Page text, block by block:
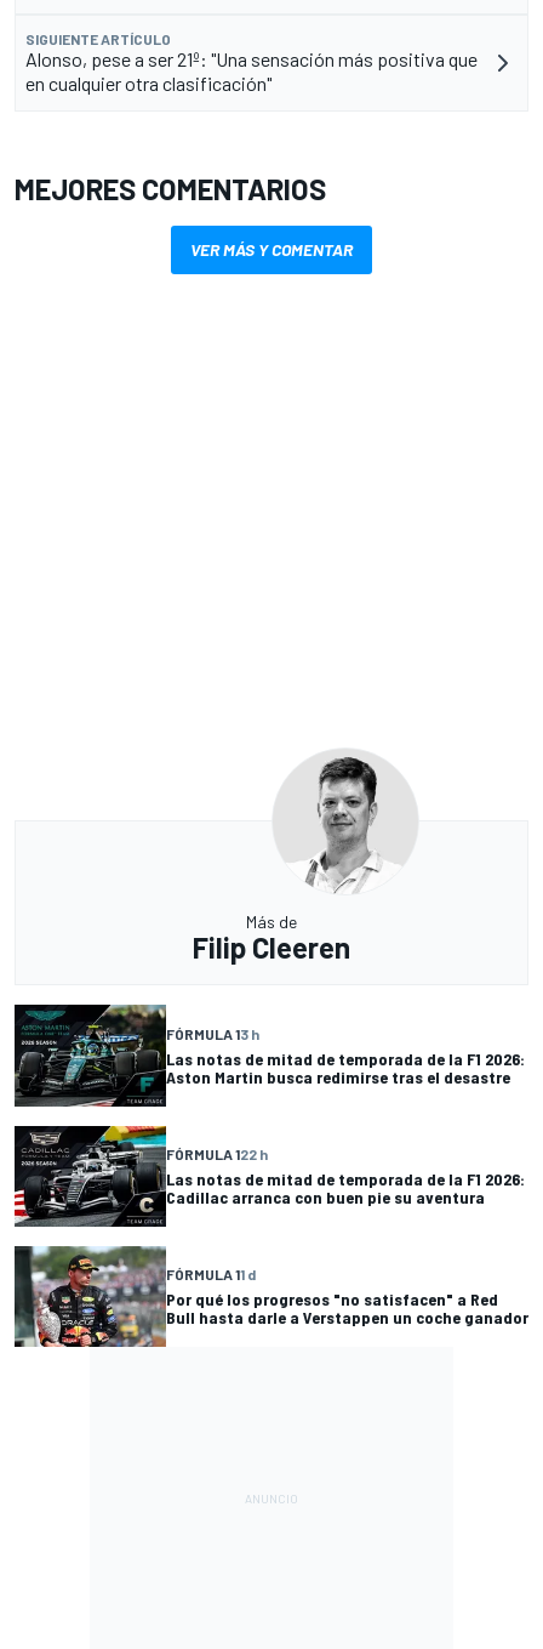
SIGUIENTE ARTÍCULO
Alonso, pese a ser 21º: "Una sensación más positiva que
en cualquier otra clasificación"
MEJORES COMENTARIOS
VER MÁS Y COMENTAR
Más de
Filip Cleeren
FÓRMULA 13 h
Las notas de mitad de temporada de la F1 2026:
Aston Martin busca redimirse tras el desastre
FÓRMULA 122 h
Las notas de mitad de temporada de la F1 2026:
Cadillac arranca con buen pie su aventura
FÓRMULA 11 d
Por qué los progresos "no satisfacen" a Red
Bull hasta darle a Verstappen un coche ganador